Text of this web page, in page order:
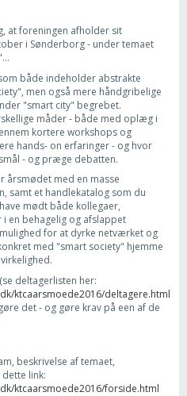
at foreningen afholder sit
i Sønderborg - under temaet
både indeholder abstrakte
men også mere håndgribelige
"smart city" begrebet.
måder - både med oplæg i
kortere workshops og
hands- on erfaringer - og hvor
- og præge debatten.
årsmødet med en masse
samt et handlekatalog som du
mødt både kollegaer,
en behagelig og afslappet
for at dyrke netværket og
med "smart society" hjemme
deltagerlisten her:
ktcaarsmoede2016/deltagere.html
det - og gøre krav på een af de
beskrivelse af temaet,
link:
ktcaarsmoede2016/forside.html